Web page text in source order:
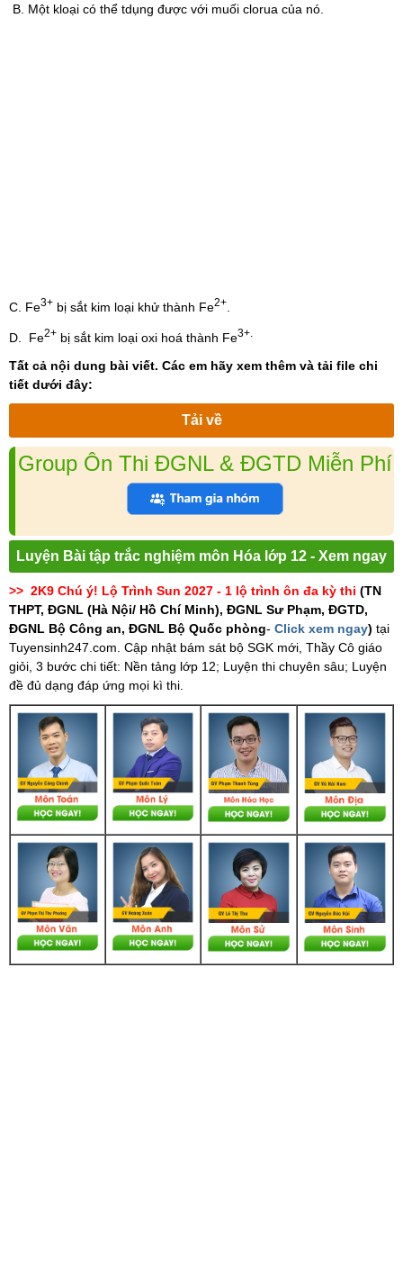
B. Một kloại có thể tdụng được với muối clorua của nó.
C. Fe3+ bị sắt kim loại khử thành Fe2+
D. Fe2+ bị sắt kim loại oxi hoá thành Fe3+.
Tất cả nội dung bài viết. Các em hãy xem thêm và tải file chi
tiết dưới đây:
Tải về
Group Ôn Thi ĐGNL & ĐGTD Miễn Phí
Luyện Bài tập trắc nghiệm môn Hóa lớp 12 - Xem ngay
>> 2K9 Chú ý! Lộ Trình Sun 2027 - 1 lộ trình ôn đa kỳ thi (TN
THPT, ĐGNL (Hà Nội/ Hồ Chí Minh), ĐGNL Sư Phạm, ĐGTD,
ĐGNL Bộ Công an, ĐGNL Bộ Quốc phòng- Click xem ngay) tại
Tuyensinh247.com. Cập nhật bám sát bộ SGK mới, Thầy Cô giáo
giỏi, 3 bước chi tiết: Nền tảng lớp 12; Luyện thi chuyên sâu; Luyện
đề đủ dạng đáp ứng mọi kì thi.